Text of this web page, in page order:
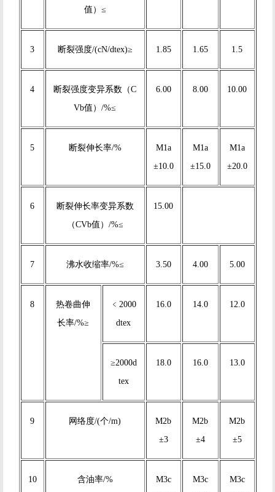
值）≤
3 断裂强度/(cN/dtex)≥ 1.85 1.65 1.5
4
断裂强度变异系数（C
Vb值）/%≤
6.00 8.00 10.00
5 断裂伸长率/%
M1a
±10.0
M1a
±15.0
M1a
±20.0
6
断裂伸长率变异系数
（CVb值）/%≤
15.00
7 沸水收缩率/%≤ 3.50 4.00 5.00
8
热卷曲伸
长率/%≥
﹤2000
dtex
16.0 14.0 12.0
≥2000d
tex
18.0 16.0 13.0
9 网络度/(个/m)
M2b
±3
M2b
±4
M2b
±5
10 含油率/%
M3c
M3c
M3c